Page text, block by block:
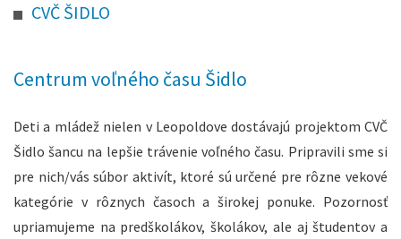
CVČ ŠIDLO
Centrum voľného času Šidlo
Deti a mládež nielen v Leopoldove dostávajú projektom CVČ
Šidlo šancu na lepšie trávenie voľného času. Pripravili sme si
pre nich/vás súbor aktivít, ktoré sú určené pre rôzne vekové
kategórie v rôznych časoch a širokej ponuke. Pozornosť
upriamujeme na predškolákov, školákov, ale aj študentov a